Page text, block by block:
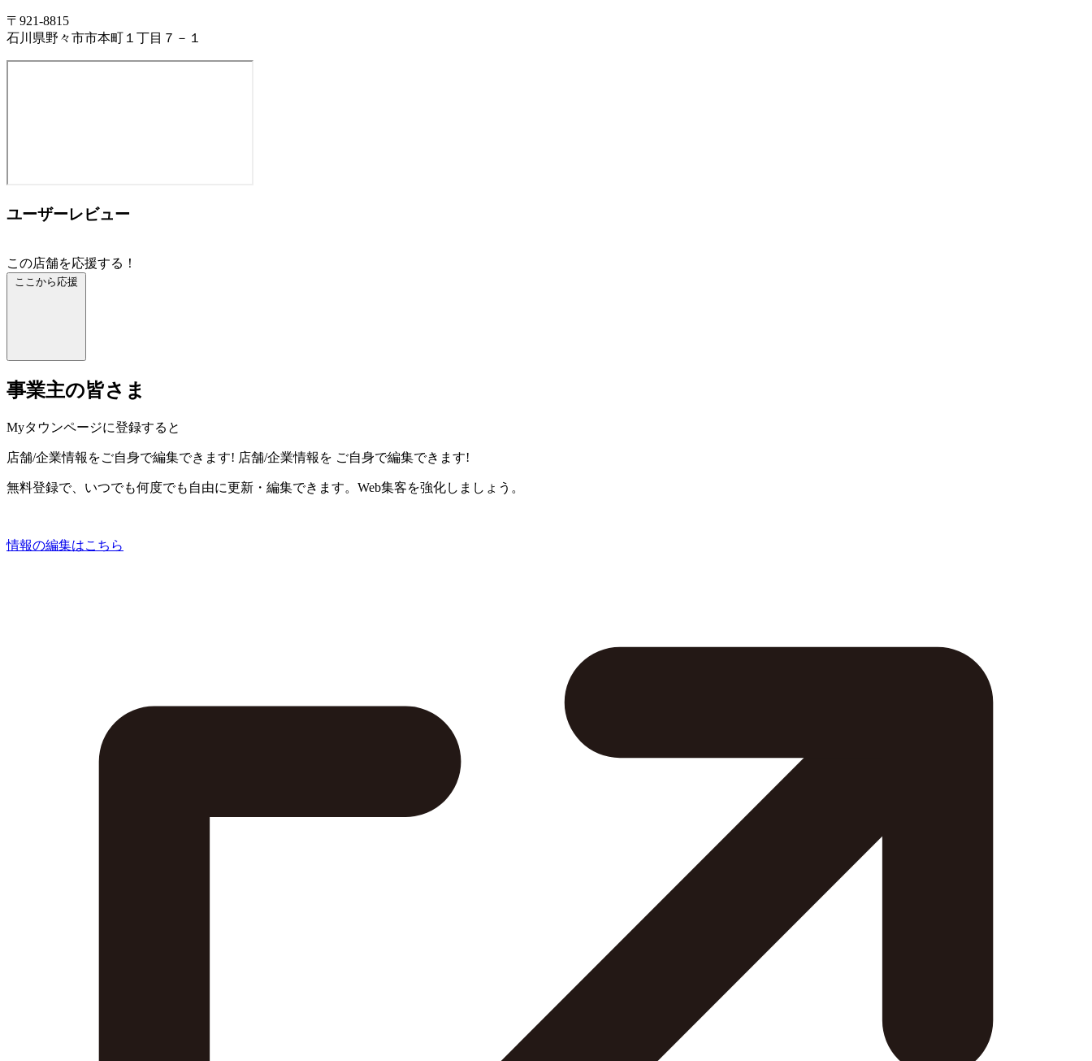
〒921-8815
石川県野々市市本町１丁目７－１
ユーザーレビュー
この店舗を応援する！
ここから応援
事業主の皆さま
Myタウンページに登録すると
店舗/企業情報をご自身で編集できます! 店舗/企業情報を ご自身で編集できます!
無料登録で、いつでも何度でも自由に更新・編集できます。Web集客を強化しましょう。
情報の編集はこちら